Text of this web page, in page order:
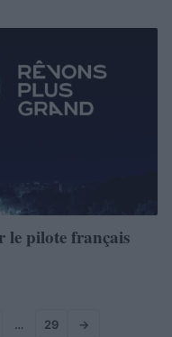
le pilote français
… 29 →